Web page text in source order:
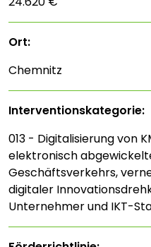
Ort:
Chemnitz
Interventions­kategorie:
013 - Digitalisierung von
elektronisch
Geschäftsverkehrs,
digitaler
Unternehmer und IKT-